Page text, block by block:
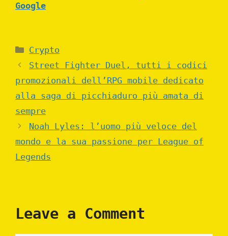
Google
Categories
Crypto
Street Fighter Duel, tutti i codici
promozionali dell’RPG mobile dedicato
alla saga di picchiaduro più amata di
sempre
Noah Lyles: l’uomo più veloce del
mondo e la sua passione per League of
Legends
Leave a Comment